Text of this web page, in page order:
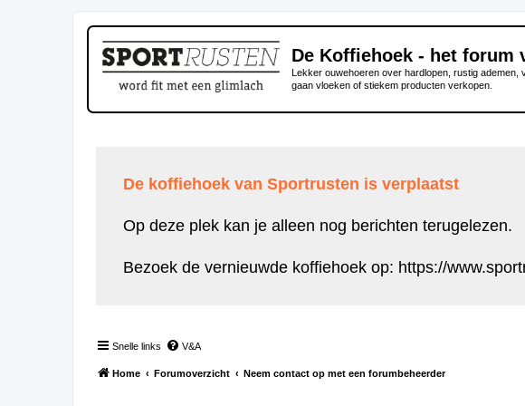
De Koffiehoek - het forum
Lekker ouwehoeren over hardlopen, rustig ademen,
gaan vloeken of stiekem producten verkopen.
De koffiehoek van Sportrusten is verplaatst
Op deze plek kan je alleen nog berichten terugelezen.
Bezoek de vernieuwde koffiehoek op: https://
Snelle links V&A
Home Forumoverzicht Neem contact op met een forumbeheerder